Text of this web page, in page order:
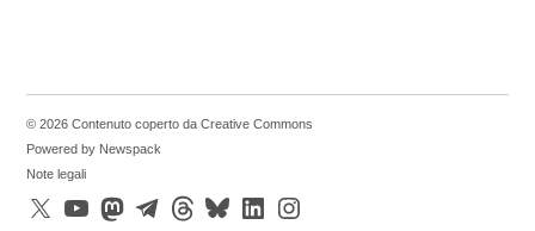
© 2026 Contenuto coperto da Creative Commons
Powered by Newspack
Note legali
X
YouTubeMastodonTelegramThreadsBlueskyLinkedInInstagram